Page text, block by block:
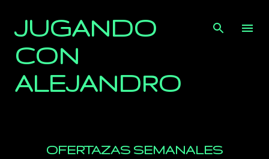
JUGANDO
CON
ALEJANDRO
OFERTAZAS SEMANALES